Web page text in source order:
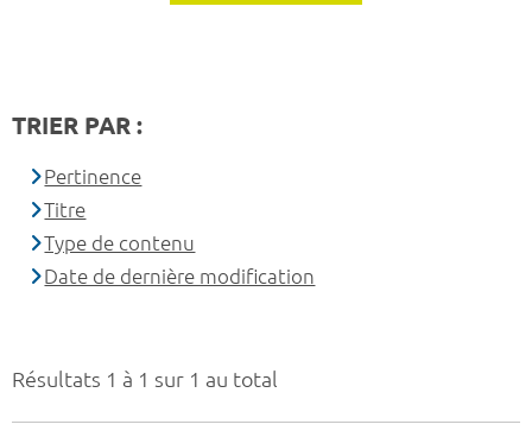
Résultats 1 à 1 sur 1 au total
TRIER PAR :
Pertinence
Titre
Type de contenu
Date de dernière modification